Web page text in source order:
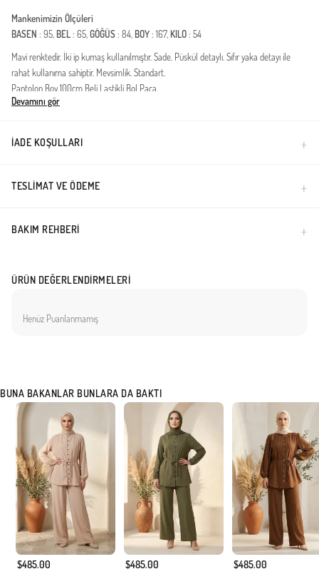
Mankenimizin Ölçüleri
BASEN : 95, BEL: 65,GÖĞÜS: 84, BOY: 167, KILO: 54
Mavi renktedir. İki ip kumaş kullanılmıştır. Sade. Püskül detaylı. Sıfır yaka detayı ile
rahat kullanıma sahiptir. Mevsimlik. Standart.
Pantolon Boy 100cm Beli Lastikli Bol Paça
Devamını gör
İADE KOŞULLARI
TESLIMAT VE ÖDEME
BAKIM REHBERI
ÜRÜN DEĞERLENDIRMELERI
Henüz Puanlanmamış
BUNA BAKANLAR BUNLARA DA BAKTI
$485.00 $485.00 $485.00